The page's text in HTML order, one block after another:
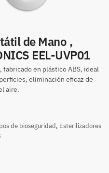
de Mano ,
EEL-UVP01
en plástico ABS, ideal
eliminación eficaz de
aire.
de bioseguridad, Esterilizadores